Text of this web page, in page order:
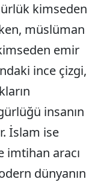
kimseden
müslüman
emir
ince çizgi,
insanın
İslam ise
imtihan aracı
dünyanın